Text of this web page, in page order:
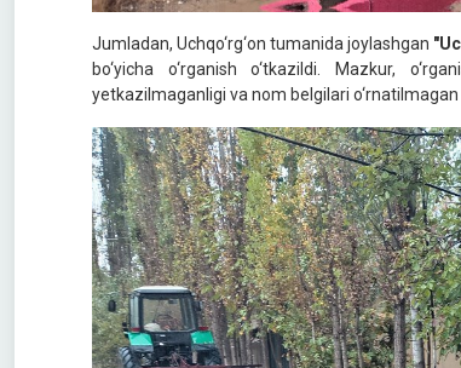
Jumladan, Uchqo‘rg‘on tumanida joylashgan
bo‘yicha o‘rganish o‘tkazildi. Mazkur,
yetkazilmaganligi va nom belgilari